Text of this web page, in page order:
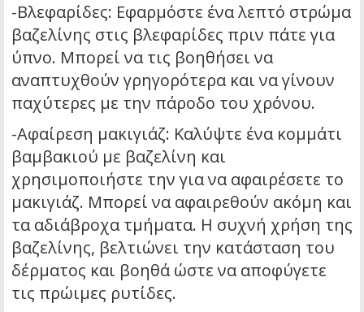
-Βλεφαρίδες: Εφαρμόστε ένα λεπτό στρώμα
βαζελίνης στις βλεφαρίδες πριν πάτε για
ύπνο. Μπορεί να τις βοηθήσει να
αναπτυχθούν γρηγορότερα και να γίνουν
παχύτερες με την πάροδο του χρόνου.
-Αφαίρεση μακιγιάζ: Καλύψτε ένα κομμάτι
βαμβακιού με βαζελίνη και
χρησιμοποιήστε την για να αφαιρέσετε το
μακιγιάζ. Μπορεί να αφαιρεθούν ακόμη και
τα αδιάβροχα τμήματα. Η συχνή χρήση της
βαζελίνης, βελτιώνει την κατάσταση του
δέρματος και βοηθά ώστε να αποφύγετε
τις πρώιμες ρυτίδες.